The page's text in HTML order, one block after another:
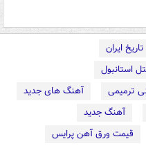
ایران
استانبول
ترمیمی
آهنگ های جدید
آهنگ جدید
قیمت ورق آهن پرایس